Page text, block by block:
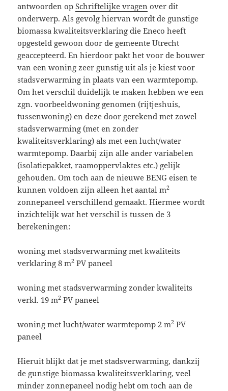
antwoorden opSchriftelijke vragen over dit
onderwerp. Als gevolg hiervan wordt de gunstige
biomassa kwaliteitsverklaring die Eneco heeft
opgesteld gewoon door de gemeente Utrecht
geaccepteerd. En hierdoor pakt het voor de bouwer
van een woning zeer gunstig uit als je kiest voor
stadsverwarming in plaats van een warmtepomp.
Om het verschil duidelijk te maken hebben we een
zgn. voorbeeldwoning genomen (rijtjeshuis,
tussenwoning) en deze door gerekend met zowel
stadsverwarming (met en zonder
kwaliteitsverklaring) als met een lucht/water
warmtepomp. Daarbij zijn alle ander variabelen
(isolatiepakket, raamoppervlaktes etc.) gelijk
gehouden. Om toch aan de nieuwe BENG eisen te
kunnen voldoen zijn alleen het aantal m2
zonnepaneel verschillend gemaakt. Hiermee wordt
inzichtelijk wat het verschil is tussen de 3
berekeningen:
woning met stadsverwarming met kwaliteits
verklaring 8 m2 PV paneel
woning met stadsverwarming zonder kwaliteits
verkl. 19 m2 PV paneel
woning met lucht/water warmtepomp 2 m2 PV
paneel
Hieruit blijkt dat je met stadsverwarming, dankzij
de gunstige biomassa kwaliteitsverklaring, veel
minder zonnepaneel nodig hebt om toch aan de